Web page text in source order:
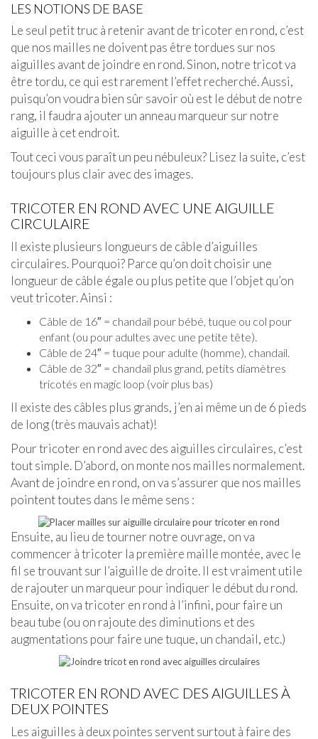
LES NOTIONS DE BASE
Le seul petit truc à retenir avant de tricoter en rond, c’est
que nos mailles ne doivent pas être tordues sur nos
aiguilles avant de joindre en rond. Sinon, notre tricot va
être tordu, ce qui est rarement l’effet recherché. Aussi,
puisqu’on voudra bien sûr savoir où est le début de notre
rang, il faudra ajouter un anneau marqueur sur notre
aiguille à cet endroit.
Tout ceci vous paraît un peu nébuleux? Lisez la suite, c’est
toujours plus clair avec des images.
TRICOTER EN ROND AVEC UNE AIGUILLE
CIRCULAIRE
Il existe plusieurs longueurs de câble d’aiguilles
circulaires. Pourquoi? Parce qu’on doit choisir une
longueur de câble égale ou plus petite que l’objet qu’on
veut tricoter. Ainsi :
Câble de 16″ = chandail pour bébé, tuque ou col pour
enfant (ou pour adultes avec une petite tête).
Câble de 24″ = tuque pour adulte (homme), chandail.
Câble de 32″ = chandail plus grand, petits diamètres
tricotés en magic loop (voir plus bas)
Il existe des câbles plus grands, j’en ai même un de 6 pieds
de long (très mauvais achat)!
Pour tricoter en rond avec des aiguilles circulaires, c’est
tout simple. D’abord, on monte nos mailles normalement.
Avant de joindre en rond, on va s’assurer que nos mailles
pointent toutes dans le même sens :
Ensuite, au lieu de tourner notre ouvrage, on va
commencer à tricoter la première maille montée, avec le
fil se trouvant sur l’aiguille de droite. Il est vraiment utile
de rajouter un marqueur pour indiquer le début du rond.
Ensuite, on va tricoter en rond à l’infini, pour faire un
beau tube (ou on rajoute des diminutions et des
augmentations pour faire une tuque, un chandail, etc.)
TRICOTER EN ROND AVEC DES AIGUILLES À
DEUX POINTES
Les aiguilles à deux pointes servent surtout à faire des